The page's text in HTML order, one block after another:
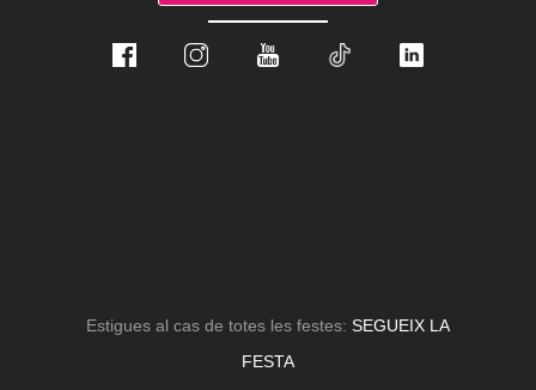
Estigues al cas de totes les festes: SEGUEIX LA
FESTA